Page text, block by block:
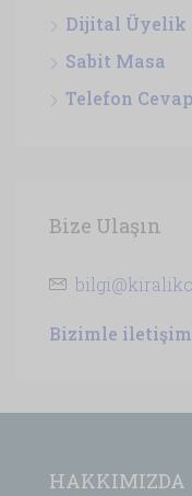
Dijital Üyelik
Sabit Masa
Telefon
Bize Ulaşın
Bizimle
HAKKIMIZDA